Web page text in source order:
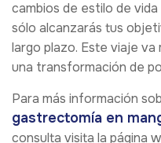
cambios de estilo de
sólo alcanzarás tus
largo plazo. Este viaje va
una transformación de
Para más información
gastrectomía en
consulta visita la página